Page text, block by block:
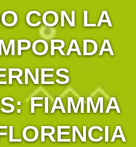
CON LA
FIAMMA